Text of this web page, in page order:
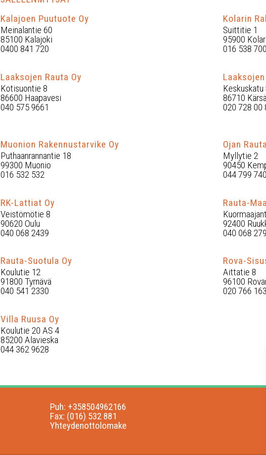
Kalajoen Puutuote Oy
Meinalantie 60
85100 Kalajoki
0400 841 720
Kolarin
Suittitie 1
95900
016 538 700
Laaksojen Rauta Oy
Kotisuontie 8
86600 Haapavesi
040 575 9661
Keskuskatu
86710
020 728 00
Muonion Rakennustarvike Oy
Puthaanrannantie 18
99300 Muonio
016 532 532
Ojan
Myllytie 2
90450
044 799
RK-Lattiat Oy
Veistömötie 8
90620 Oulu
040 068 2439
Rauta-
92400
040 068
Rauta-Suotula Oy
Koulutie 12
91800 Tyrnävä
040 541 2330
Rova-
Aittatie 8
96100
020 766
Villa Ruusa Oy
Koulutie 20 AS 4
85200 Alavieska
044 362 9628
Puh: +358504962166
Fax: (016) 532 881
Yhteydenottolomake